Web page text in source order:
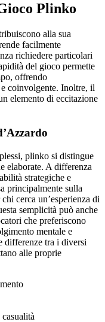
Plinko
alla sua
facilmente
richiedere particolari
del gioco permette
offrendo
coinvolgente. Inoltre, il
elemento di eccitazione
plinko si distingue
elaborate. A differenza
strategiche e
principalmente sulla
cerca un’esperienza di
semplicità può anche
che preferiscono
mentale e
differenze tra i diversi
alle proprie